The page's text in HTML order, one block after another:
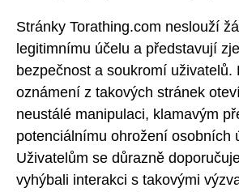
Stránky Torathing.com neslouží
legitimnímu účelu a představují
bezpečnost a soukromí uživatelů.
oznámení z takových stránek
neustálé manipulaci, klamavým
potenciálnímu ohrožení osobních
Uživatelům se důrazně
vyhýbali interakci s takovými